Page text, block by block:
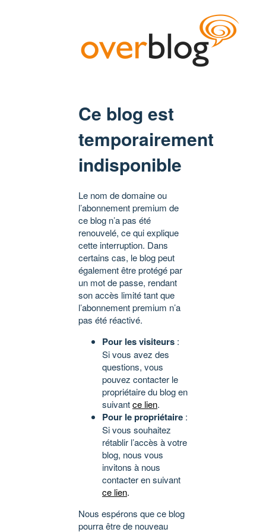
Ce blog est
temporairement
indisponible
Le nom de domaine ou
l’abonnement premium de
ce blog n’a pas été
renouvelé, ce qui explique
cette interruption. Dans
certains cas, le blog peut
également être protégé par
un mot de passe, rendant
son accès limité tant que
l’abonnement premium n’a
pas été réactivé.
Pour les visiteurs :
Si vous avez des
questions, vous
pouvez contacter le
propriétaire du blog en
suivantce lien.
Pour le propriétaire :
Si vous souhaitez
rétablir l’accès à votre
blog, nous vous
invitons à nous
contacter en suivant
ce lien.
Nous espérons que ce blog
pourra être de nouveau